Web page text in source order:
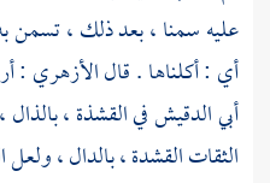
عليه سمنا ، بعد ذلك ، تسمن
أي : أكلناها . قالالأزهري :
أبي الدقيشفي القشذة ،
الثقات القشدة ، بالدال ، ولعل